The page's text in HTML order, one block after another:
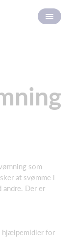
som
at svømme i
andre. Der er
hjælpemidler for